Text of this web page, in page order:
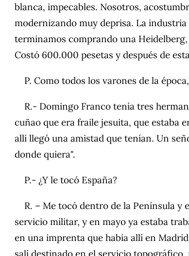
blanca, impecables. Nosotros,
modernizando muy deprisa. La
terminamos comprando una
Costó 600.000 pesetas y después de
P. Como todos los varones de la
R.- Domingo Franco tenía tres
cuñao que era fraile jesuita, que estaba
allí llegó una amistad que tenían. Un
donde quiera".
P.- ¿Y le tocó España?
R. – Me tocó dentro de la Península y
servicio militar, y en mayo ya estaba
en una imprenta que había allí en
salí destinado en el servicio topográfico,